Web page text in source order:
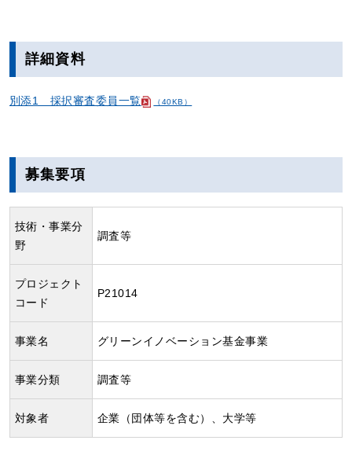
詳細資料
別添1 採択審査委員一覧 （40KB）
募集要項
技術・事業分
野
調査等
プロジェクト
コード
P21014
事業名 グリーンイノベーション基金事業
事業分類 調査等
対象者 企業（団体等を含む）、大学等